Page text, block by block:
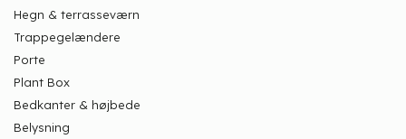
Hegn & terrasseværn
Trappegelændere
Porte
Plant Box
Bedkanter & højbede
Belysning